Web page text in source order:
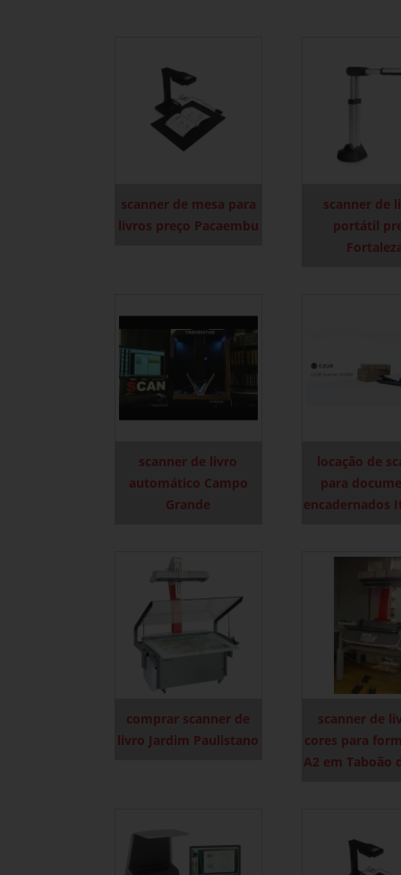
scanner de mesa para
livros preço Pacaembu
scanner de
portátil
scanner de livro
automático Campo
Grande
locação de
para
encadernados
comprar scanner de
livro Jardim Paulistano
scanner de
cores para
A2 em Taboão